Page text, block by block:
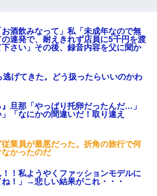
て
泥
結
ん
」
ロ
ら
ク
こ
験
像
タ
す
ｗ
酒飲みなって」私「未成年なので無
連発で、耐えきれず店員に5千円を渡
さい」その後、録音内容を父に聞か
げてきた。どう扱ったらいいのかわ
旦那「やっぱり托卵だったんだ…」
「なにかの間違いだ！取り違え
業員が最悪だった。折角の旅行で何
かったのだ
！！私ようやくファッションモデルに
！」→悲しい結果がこれ・・・